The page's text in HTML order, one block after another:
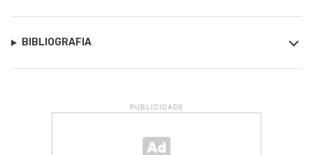
BIBLIOGRAFIA
PUBLICIDADE